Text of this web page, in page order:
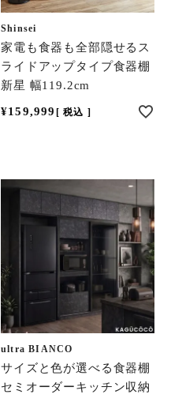
Shinsei
家電も食器も全部隠せるス
ライドアップタイプ食器棚
新星 幅119.2cm
¥159,999 税込
ultra BIANCO
サイズと色が選べる食器棚
セミオーダーキッチン収納